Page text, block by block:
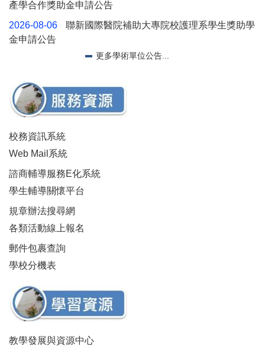
產學合作獎助金申請公告
2026-08-06
聯新國際醫院補助大專院校護理系學生獎助學
金申請公告
更多學術單位公告...
校務資訊系統
Web Mail系統
諮商輔導服務E化系統
學生輔導關懷平台
規章辦法搜尋網
各類活動線上報名
郵件包裹查詢
學校分機表
教學發展與資源中心